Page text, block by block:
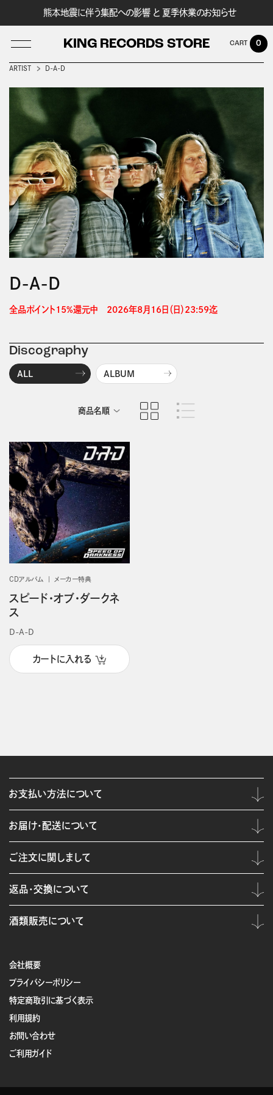
熊本地震に伴う集配への影響 と 夏季休業のお知らせ
KING RECORDS STORE
LOG IN
0
ARTIST D-A-D
D-A-D
全品ポイント15%還元中　2026年8月16日（日）23:59迄
Discography
ALL ALBUM
商品名順
CDアルバム メーカー特典
スピード・オブ・ダークネ
ス
D-A-D
カートに入れる
会社概要
プライバシーポリシー
特定商取引に基づく表示
利用規約
お問い合わせ
ご利用ガイド
お支払い方法について
お届け・配送について
ご注文に関しまして
返品・交換について
酒類販売について